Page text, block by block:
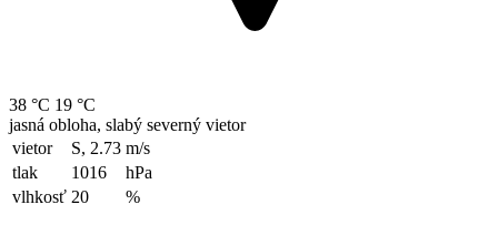
38 °C 19 °C
jasná obloha, slabý severný vietor
vietor
S, 2.73 m/s
tlak
1016
hPa
vlhkosť 20 %